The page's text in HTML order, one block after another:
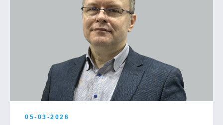
05-03-2026